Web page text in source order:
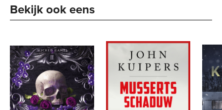
Bekijk ook eens